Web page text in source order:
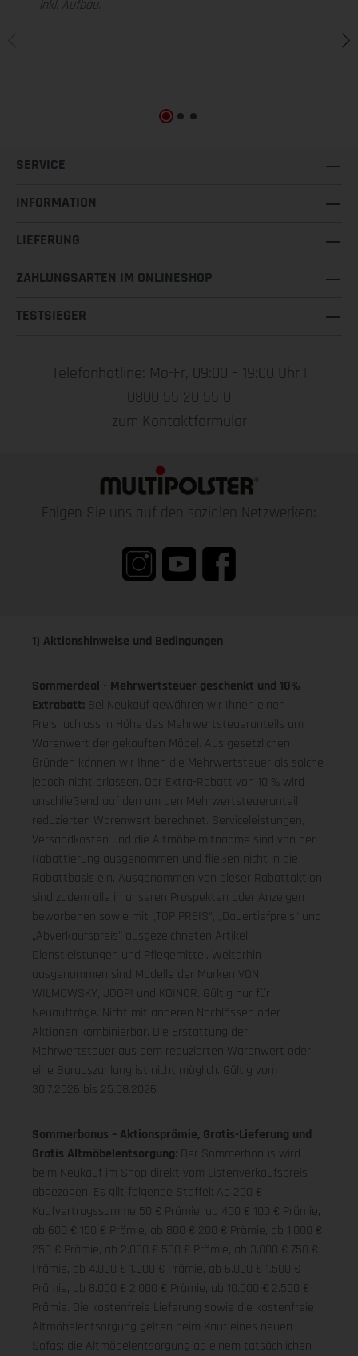
inkl. Aufbau.
SERVICE
INFORMATION
LIEFERUNG
ZAHLUNGSARTEN IM ONLINESHOP
TESTSIEGER
Telefonhotline: Mo-Fr, 09:00 – 19:00 Uhr |
0800 55 20 55 0
zum Kontaktformular
Folgen Sie uns auf den sozialen Netzwerken:
1) Aktionshinweise und Bedingungen
Sommerdeal - Mehrwertsteuer geschenkt und 10%
Extrabatt: Bei Neukauf gewähren wir Ihnen einen
Preisnachlass in Höhe des Mehrwertsteueranteils am
Warenwert der gekauften Möbel. Aus gesetzlichen
Gründen können wir Ihnen die Mehrwertsteuer als solche
jedoch nicht erlassen. Der Extra-Rabatt von 10 % wird
anschließend auf den um den Mehrwertsteueranteil
reduzierten Warenwert berechnet. Serviceleistungen,
Versandkosten und die Altmöbelmitnahme sind von der
Rabattierung ausgenommen und fließen nicht in die
Rabattbasis ein. Ausgenommen von dieser Rabattaktion
sind zudem alle in unseren Prospekten oder Anzeigen
beworbenen sowie mit „TOP PREIS", „Dauertiefpreis" und
„Abverkaufspreis" ausgezeichneten Artikel,
Dienstleistungen und Pflegemittel. Weiterhin
ausgenommen sind Modelle der Marken VON
WILMOWSKY, JOOP! und KOINOR. Gültig nur für
Neuaufträge. Nicht mit anderen Nachlässen oder
Aktionen kombinierbar. Die Erstattung der
Mehrwertsteuer aus dem reduzierten Warenwert oder
eine Barauszahlung ist nicht möglich. Gültig vom
30.7.2026 bis 25.08.2026
Sommerbonus – Aktionsprämie, Gratis-Lieferung und
Gratis Altmöbelentsorgung: Der Sommerbonus wird
beim Neukauf im Shop direkt vom Listenverkaufspreis
abgezogen. Es gilt folgende Staffel: Ab 200 €
Kaufvertragssumme 50 € Prämie, ab 400 € 100 € Prämie,
ab 600 € 150 € Prämie, ab 800 € 200 € Prämie, ab 1.000 €
250 € Prämie, ab 2.000 € 500 € Prämie, ab 3.000 € 750 €
Prämie, ab 4.000 € 1.000 € Prämie, ab 6.000 € 1.500 €
Prämie, ab 8.000 € 2.000 € Prämie, ab 10.000 € 2.500 €
Prämie. Die kostenfreie Lieferung sowie die kostenfreie
Altmöbelentsorgung gelten beim Kauf eines neuen
Sofas; die Altmöbelentsorgung ab einem tatsächlichen